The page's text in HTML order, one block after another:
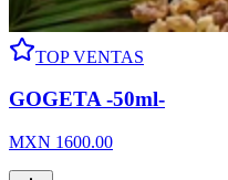
TOP VENTAS
GOGETA -50ml-
MXN 1600.00